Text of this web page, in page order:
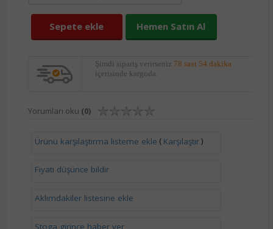
Sepete ekle Hemen Satın Al
Şimdi sipariş verirseniz 78 saat 54 dakika
içerisinde kargoda.
Yorumları oku (0)
Ürünü karşılaştırma listeme ekle ( Karşılaştır)
Fiyatı düşünce bildir
Aklımdakiler listesine ekle
Stoga girince haber ver